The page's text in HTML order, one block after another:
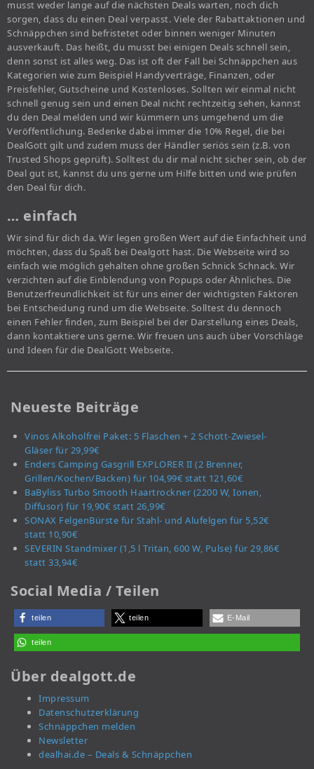
musst weder lange auf die nächsten Deals warten, noch dich
sorgen, dass du einen Deal verpasst. Viele der Rabattaktionen und
Schnäppchen sind befristetet oder binnen weniger Minuten
ausverkauft. Das heißt, du musst bei einigen Deals schnell sein,
denn sonst ist alles weg. Das ist oft der Fall bei Schnäppchen aus
Kategorien wie zum Beispiel Handyverträge, Finanzen, oder
Preisfehler, Gutscheine und Kostenloses. Sollten wir einmal nicht
schnell genug sein und einen Deal nicht rechtzeitig sehen, kannst
du den Deal melden und wir kümmern uns umgehend um die
Veröffentlichung. Bedenke dabei immer die 10% Regel, die bei
DealGott gilt und zudem muss der Händler seriös sein (z.B. von
Trusted Shops geprüft). Solltest du dir mal nicht sicher sein, ob der
Deal gut ist, kannst du uns gerne um Hilfe bitten und wie prüfen
den Deal für dich.
… einfach
Wir sind für dich da. Wir legen großen Wert auf die Einfachheit und
möchten, dass du Spaß bei Dealgott hast. Die Webseite wird so
einfach wie möglich gehalten ohne großen Schnick Schnack. Wir
verzichten auf die Einblendung von Popups oder Ähnliches. Die
Benutzerfreundlichkeit ist für uns einer der wichtigsten Faktoren
bei Entscheidung rund um die Webseite. Solltest du dennoch
einen Fehler finden, zum Beispiel bei der Darstellung eines Deals,
dann kontaktiere uns gerne. Wir freuen uns auch über Vorschläge
und Ideen für die DealGott Webseite.
Neueste Beiträge
Vinos Alkoholfrei Paket: 5 Flaschen + 2 Schott-Zwiesel-
Gläser für 29,99€
Enders Camping Gasgrill EXPLORER II (2 Brenner,
Grillen/Kochen/Backen) für 104,99€ statt 121,60€
BaByliss Turbo Smooth Haartrockner (2200 W, Ionen,
Diffusor) für 19,90€ statt 26,99€
SONAX FelgenBürste für Stahl- und Alufelgen für 5,52€
statt 10,90€
SEVERIN Standmixer (1,5 l Tritan, 600 W, Pulse) für 29,86€
statt 33,94€
Social Media / Teilen
teilen teilen E-Mail
teilen
Über dealgott.de
Impressum
Datenschutzerklärung
Schnäppchen melden
Newsletter
dealhai.de – Deals & Schnäppchen